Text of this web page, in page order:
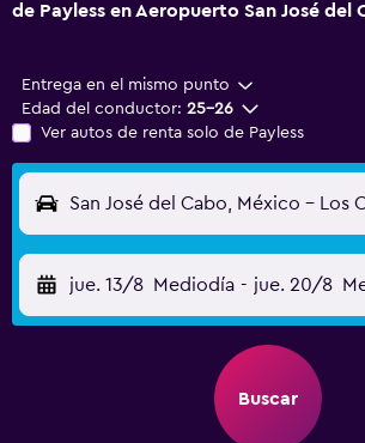
de Payless en Aeropuerto San José del
Entrega en el mismo punto
Edad del conductor: 25-26
Ver autos de renta solo de Payless
San José del Cabo, México - Los
jue. 13/8 Mediodía - jue. 20/8
Buscar